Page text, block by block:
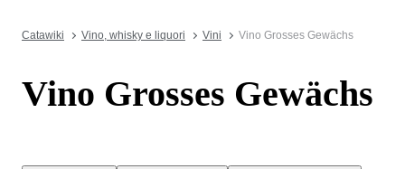
Catawiki Vino, whisky e liquori Vini Vino Grosses Gewächs
Vino Grosses Gewächs